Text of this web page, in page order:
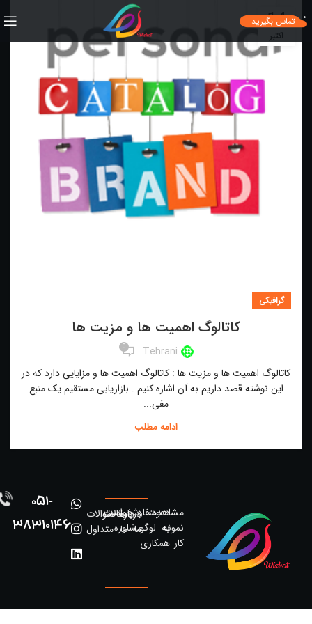
تماس بگیرید
14
اکتبر
گرافیکی
کاتالوگ اهمیت ها و مزیت ها
Tehrani
0
کاتالوگ اهمیت ها و مزیت ها : کاتالوگ اهمیت ها و مزایایی دارد که در
این نوشته قصد داریم به آن اشاره کنیم . بازاریابی مستقیم یک منبع
مفی...
ادامه مطلب
مشاهده
نمونه
کار
دعوت
به
همکاری
سفارش
لوگو
درخواست
مشاوره
درباره
ما
مقالات
ما
سوالات
متداول
051-
38310146